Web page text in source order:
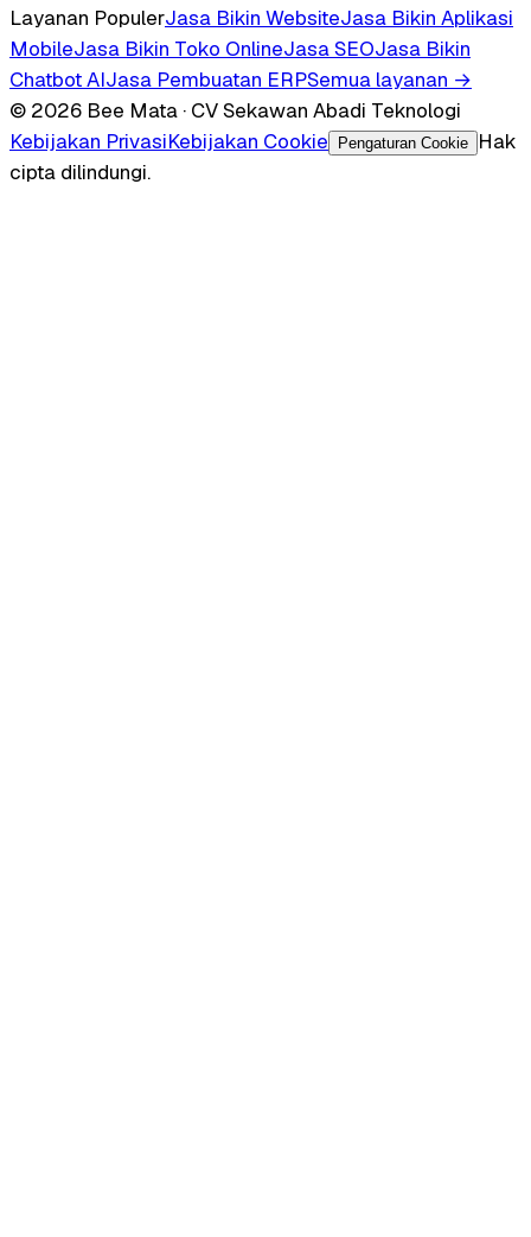
Layanan PopulerJasa Bikin WebsiteJasa Bikin Aplikasi
MobileJasa Bikin Toko OnlineJasa SEOJasa Bikin
Chatbot AIJasa Pembuatan ERPSemua layanan →
© 2026 Bee Mata · CV Sekawan Abadi Teknologi
Kebijakan PrivasiKebijakan Cookie Pengaturan Cookie
Hak
cipta dilindungi.